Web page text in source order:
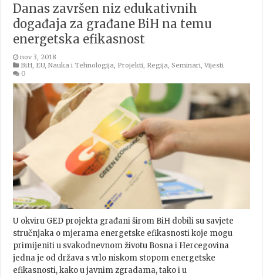
Danas završen niz edukativnih
događaja za građane BiH na temu
energetska efikasnost
nov 3, 2018
BiH EU,Nauka i Tehnologija Projekti Regija ,Seminari ,Vijesti
0
U okviru GED projekta građani širom BiH dobili su savjete
stručnjaka o mjerama energetske efikasnosti koje mogu
primijeniti u svakodnevnom životu Bosna i Hercegovina
jedna je od država s vrlo niskom stopom energetske
efikasnosti, kako u javnim zgradama, tako i u